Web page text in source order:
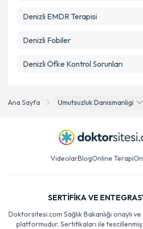
Ana Sayfa Umutsuzluk Danismanligi
Denizli EMDR Terapisi
Denizli Fobiler
Denizli Öfke Kontrol Sorunları
VideolarBlogOnline Terapi
SERTİFİKA VE
Doktorsitesi.com Sağlık Bakanlığı onaylı
platformudur. Sertifikaları ile tescillenmiş